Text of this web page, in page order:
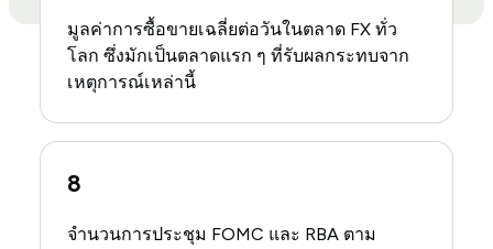
มูลค่าการซื้อขายเฉลี่ยต่อวันในตลาด FX ทั่ว
โลก ซึ่งมักเป็นตลาดแรก ๆ ที่รับผลกระทบจาก
เหตุการณ์เหล่านี้
8
จำนวนการประชุม FOMC และ RBA ตาม